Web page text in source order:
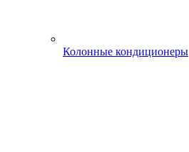
Колонные кондиционеры